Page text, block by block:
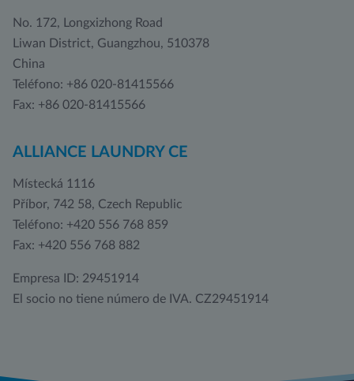
No. 172, Longxizhong Road
Liwan District, Guangzhou, 510378
China
Teléfono: +86 020-81415566
Fax: +86 020-81415566
ALLIANCE LAUNDRY CE
Místecká 1116
Příbor, 742 58, Czech Republic
Teléfono: +420 556 768 859
Fax: +420 556 768 882
Empresa ID: 29451914
El socio no tiene número de IVA. CZ29451914